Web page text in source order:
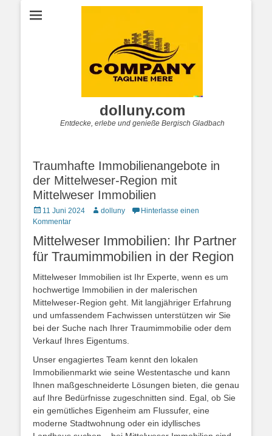
dolluny.com
Entdecke, erlebe und genieße Bergisch Gladbach
Traumhafte Immobilienangebote in
der Mittelweser-Region mit
Mittelweser Immobilien
Posted
on
11 Juni 2024 Autordolluny
Hinterlasse einen
Kommentar
Mittelweser Immobilien: Ihr Partner
für Traumimmobilien in der Region
Mittelweser Immobilien ist Ihr Experte, wenn es um
hochwertige Immobilien in der malerischen
Mittelweser-Region geht. Mit langjähriger Erfahrung
und umfassendem Fachwissen unterstützen wir Sie
bei der Suche nach Ihrer Traumimmobilie oder dem
Verkauf Ihres Eigentums.
Unser engagiertes Team kennt den lokalen
Immobilienmarkt wie seine Westentasche und kann
Ihnen maßgeschneiderte Lösungen bieten, die genau
auf Ihre Bedürfnisse zugeschnitten sind. Egal, ob Sie
ein gemütliches Eigenheim am Flussufer, eine
moderne Stadtwohnung oder ein idyllisches